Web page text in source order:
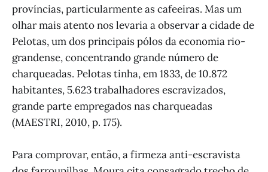
províncias, particularmente as cafeeiras. Mas um
olhar mais atento nos levaria a observar a cidade de
Pelotas, um dos principais pólos da economia rio-
grandense, concentrando grande número de
charqueadas. Pelotas tinha, em 1833, de 10.872
habitantes, 5.623 trabalhadores escravizados,
grande parte empregados nas charqueadas
(MAESTRI, 2010, p. 175).
Para comprovar, então, a firmeza anti-escravista